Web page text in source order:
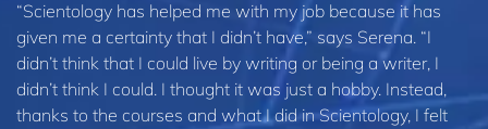
“Scientology has helped me with my job because it has
given me a certainty that I didn’t have,” says Serena. “I
didn’t think that I could live by writing or being a writer, I
didn’t think I could. I thought it was just a hobby. Instead,
thanks to the courses and what I did in Scientology, I felt